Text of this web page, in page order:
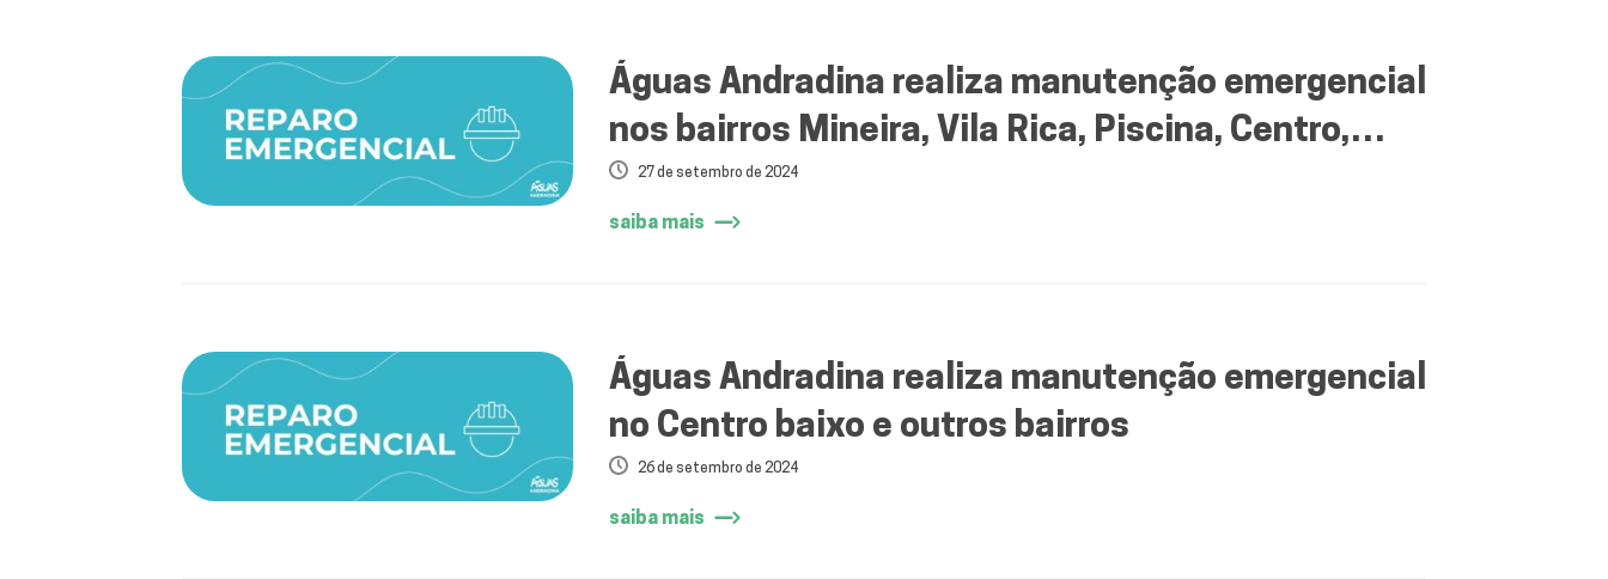
Águas Andradina realiza manutenção emergencial
nos bairros Mineira, Vila Rica, Piscina, Centro,
Jardim Marin e São Pedro.
27 de setembro de 2024
saiba mais
Águas Andradina realiza manutenção emergencial
no Centro baixo e outros bairros
26 de setembro de 2024
saiba mais